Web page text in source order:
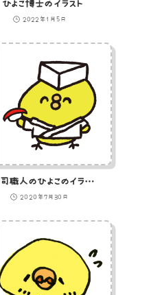
ひよこ博士のイラスト
2022年1月5日
寿司職人のひよこのイラスト
2020年7月30日